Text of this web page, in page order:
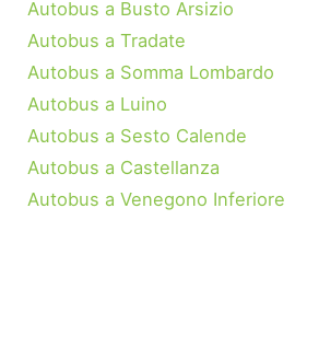
Autobus a Busto Arsizio
Autobus a Tradate
Autobus a Somma Lombardo
Autobus a Luino
Autobus a Sesto Calende
Autobus a Castellanza
Autobus a Venegono Inferiore